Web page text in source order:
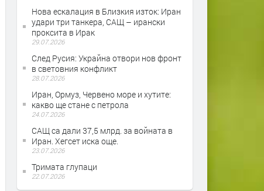
Нова ескалация в Близкия изток: Иран
удари три танкера, САЩ – ирански
проксита в Ирак
29.07.2026
След Русия: Украйна отвори нов фронт
в световния конфликт
28.07.2026
Иран, Ормуз, Червено море и хутите:
какво ще стане с петрола
24.07.2026
САЩ са дали 37,5 млрд. за войната в
Иран. Хегсет иска още.
23.07.2026
Тримата глупаци
22.07.2026